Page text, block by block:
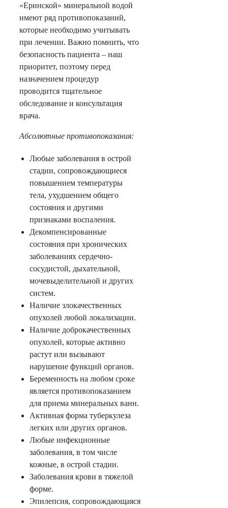
«Еринской» минеральной водой
имеют ряд противопоказаний,
которые необходимо учитывать
при лечении. Важно помнить, что
безопасность пациента – наш
приоритет, поэтому перед
назначением процедур
проводится тщательное
обследование и консультация
врача.
Абсолютные противопоказания:
Любые заболевания в острой
стадии, сопровождающиеся
повышением температуры
тела, ухудшением общего
состояния и другими
признаками воспаления.
Декомпенсированные
состояния при хронических
заболеваниях сердечно-
сосудистой, дыхательной,
мочевыделительной и других
систем.
Наличие злокачественных
опухолей любой локализации.
Наличие доброкачественных
опухолей, которые активно
растут или вызывают
нарушение функций органов.
Беременность на любом сроке
является противопоказанием
для приема минеральных ванн.
Активная форма туберкулеза
легких или других органов.
Любые инфекционные
заболевания, в том числе
кожные, в острой стадии.
Заболевания крови в тяжелой
форме.
Эпилепсия, сопровождающаяся